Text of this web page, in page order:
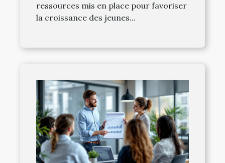
ressources mis en place pour favoriser
la croissance des jeunes...